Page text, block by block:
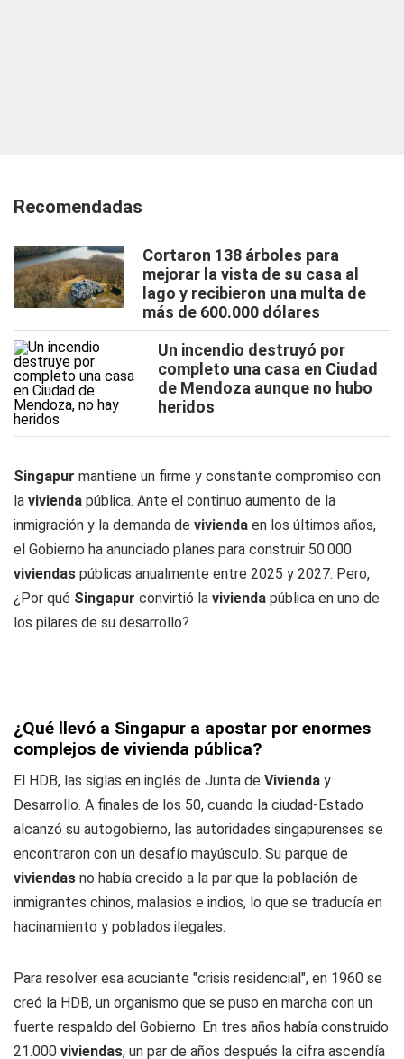
Recomendadas
Cortaron 138 árboles para
mejorar la vista de su casa al
lago y recibieron una multa de
más de 600.000 dólares
Un incendio destruyó por
completo una casa en Ciudad
de Mendoza aunque no hubo
heridos
Singapur mantiene un firme y constante compromiso con
la vivienda pública. Ante el continuo aumento de la
inmigración y la demanda de vivienda en los últimos años,
el Gobierno ha anunciado planes para construir 50.000
viviendas públicas anualmente entre 2025 y 2027. Pero,
¿Por qué Singapur convirtió la vivienda pública en uno de
los pilares de su desarrollo?
¿Qué llevó a Singapur a apostar por enormes
complejos de vivienda pública?
El HDB, las siglas en inglés de Junta de Vivienda y
Desarrollo. A finales de los 50, cuando la ciudad-Estado
alcanzó su autogobierno, las autoridades singapurenses se
encontraron con un desafío mayúsculo. Su parque de
viviendas no había crecido a la par que la población de
inmigrantes chinos, malasios e indios, lo que se traducía en
hacinamiento y poblados ilegales.
Para resolver esa acuciante "crisis residencial", en 1960 se
creó la HDB, un organismo que se puso en marcha con un
fuerte respaldo del Gobierno. En tres años había construido
21.000 viviendas, un par de años después la cifra ascendía